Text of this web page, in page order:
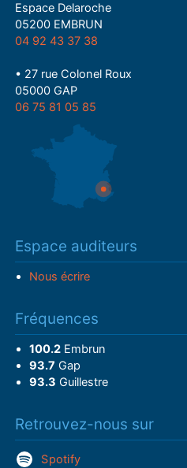
Espace Delaroche
05200 EMBRUN
04 92 43 37 38
• 27 rue Colonel Roux
05000 GAP
06 75 81 05 85
Espace auditeurs
Nous écrire
Fréquences
100.2Embrun
93.7 Gap
93.3 Guillestre
Retrouvez-nous sur
Spotify